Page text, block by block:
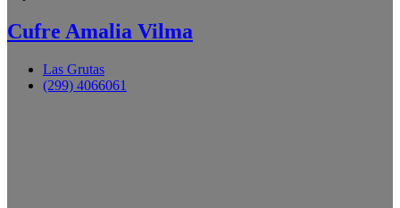
Cufre Amalia Vilma
Las Grutas
(299) 4066061